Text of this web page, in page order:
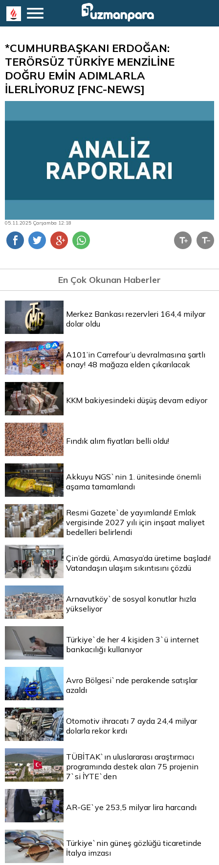
*CUMHURBAŞKANI ERDOĞAN:
TERÖRSÜZ TÜRKİYE MENZİLİNE
DOĞRU EMİN ADIMLARLA
İLERLİYORUZ [FNC-NEWS]
05.11.2025 Çarşamba 12:18
En Çok Okunan Haberler
Merkez Bankası rezervleri 164,4 milyar
dolar oldu
A101’in Carrefour’u devralmasına şartlı
onay! 48 mağaza elden çıkarılacak
KKM bakiyesindeki düşüş devam ediyor
Fındık alım fiyatları belli oldu!
Akkuyu NGS`nin 1. ünitesinde önemli
aşama tamamlandı
Resmi Gazete`de yayımlandı! Emlak
vergisinde 2027 yılı için inşaat maliyet
bedelleri belirlendi
Çin’de gördü, Amasya’da üretime başladı!
Vatandaşın ulaşım sıkıntısını çözdü
Arnavutköy`de sosyal konutlar hızla
yükseliyor
Türkiye`de her 4 kişiden 3`ü internet
bankacılığı kullanıyor
Avro Bölgesi`nde perakende satışlar
azaldı
Otomotiv ihracatı 7 ayda 24,4 milyar
dolarla rekor kırdı
TÜBİTAK`ın uluslararası araştırmacı
programında destek alan 75 projenin
7`si İYTE`den
AR-GE`ye 253,5 milyar lira harcandı
Türkiye`nin güneş gözlüğü ticaretinde
İtalya imzası